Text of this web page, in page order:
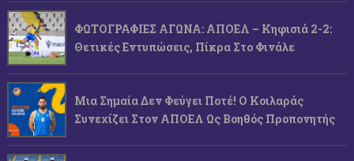
ΦΩΤΟΓΡΑΦΙΕΣ ΑΓΩΝΑ: ΑΠΟΕΛ – Κηφισιά 2-2:
Θετικές Εντυπώσεις, Πίκρα Στο Φινάλε
Μια Σημαία Δεν Φεύγει Ποτέ! Ο Κοιλαράς
Συνεχίζει Στον ΑΠΟΕΛ Ως Βοηθός Προπονητής